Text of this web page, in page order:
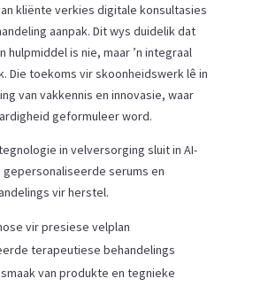
kliënte verkies digitale konsultasies
aanpak. Dit wys duidelik dat
hulpmiddel is nie, maar ’n integraal
Die toekoms vir skoonheidswerk lê in
van vakkennis en innovasie, waar
geformuleer word.
in velversorging sluit in AI-
serums en
vir herstel.
vir presiese velplan
terapeutiese behandelings
van produkte en tegnieke